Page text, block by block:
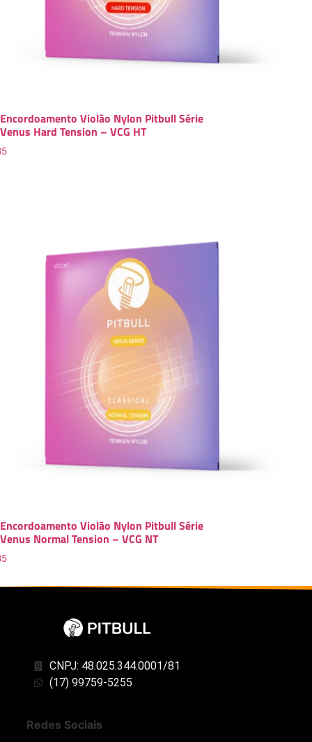
Encordoamento Violão Nylon Pitbull Série
Venus Hard Tension – VCG HT
Encordoamento Violão Nylon Pitbull Série
Venus Normal Tension – VCG NT
CNPJ: 48.025.344.0001/81
(17) 99759-5255
Redes Sociais